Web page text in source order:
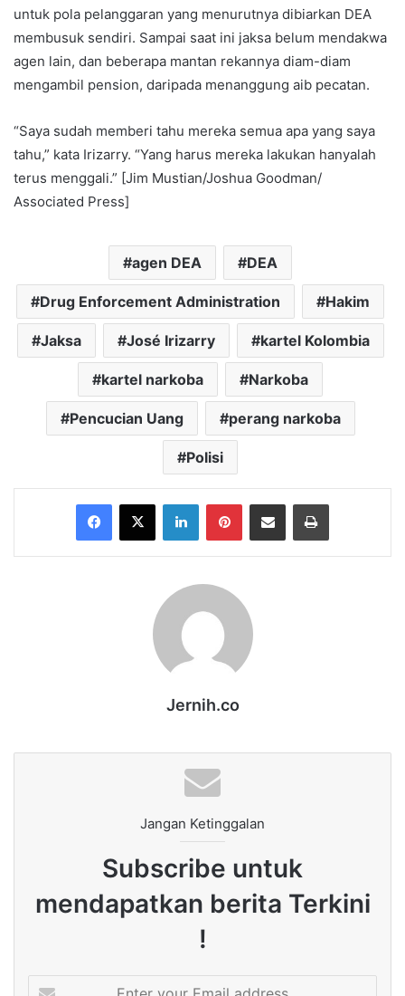
untuk pola pelanggaran yang menurutnya dibiarkan DEA
membusuk sendiri. Sampai saat ini jaksa belum mendakwa
agen lain, dan beberapa mantan rekannya diam-diam
mengambil pension, daripada menanggung aib pecatan.
“Saya sudah memberi tahu mereka semua apa yang saya
tahu,” kata Irizarry. “Yang harus mereka lakukan hanyalah
terus menggali.” [Jim Mustian/Joshua Goodman/
Associated Press]
agen DEA DEA
Drug Enforcement Administration Hakim
Jaksa José Irizarry kartel Kolombia
kartel narkoba Narkoba
Pencucian Uang perang narkoba
Polisi
Facebook
X LinkedInPinterestShare via Email Print
Jernih.co
Jangan Ketinggalan
Subscribe untuk
mendapatkan berita Terkini
!